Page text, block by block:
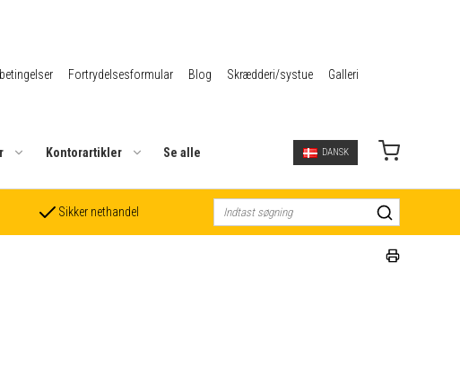
Fortrydelsesformular Blog Skrædderi/systue
Galleri
Kontorartikler Se alle DANSK
Sikker nethandel